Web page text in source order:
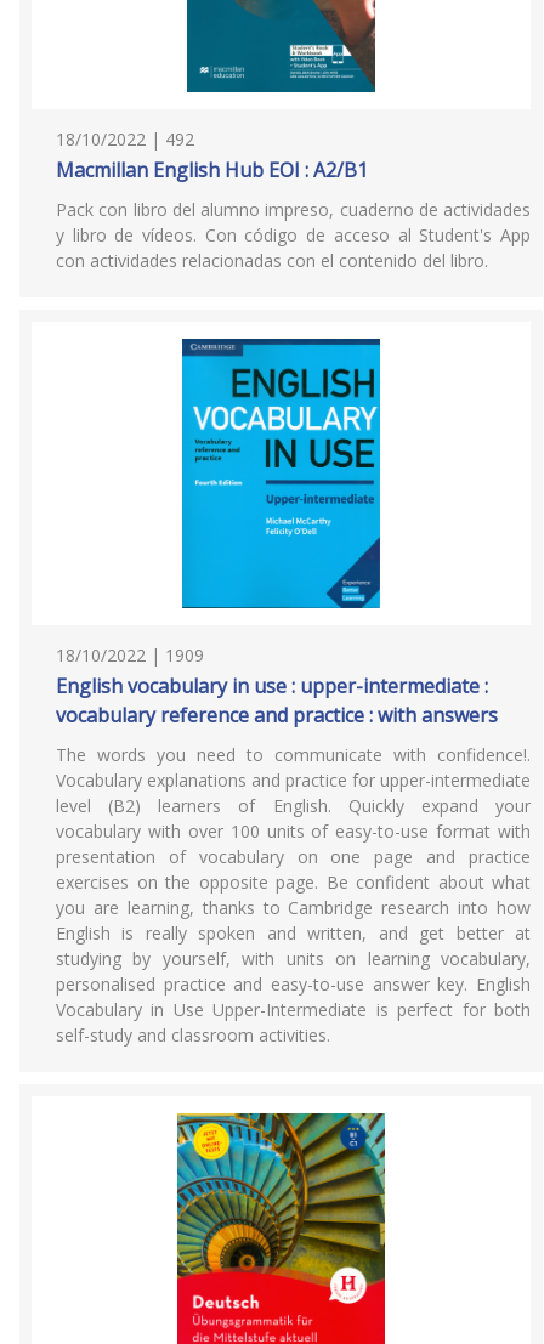
18/10/2022 | 492
Macmillan English Hub EOI : A2/B1
Pack con libro del alumno impreso, cuaderno de actividades
y libro de vídeos. Con código de acceso al Student's App
con actividades relacionadas con el contenido del libro.
18/10/2022 | 1909
English vocabulary in use : upper-intermediate :
vocabulary reference and practice : with answers
The words you need to communicate with confidence!.
Vocabulary explanations and practice for upper-intermediate
level (B2) learners of English. Quickly expand your
vocabulary with over 100 units of easy-to-use format with
presentation of vocabulary on one page and practice
exercises on the opposite page. Be confident about what
you are learning, thanks to Cambridge research into how
English is really spoken and written, and get better at
studying by yourself, with units on learning vocabulary,
personalised practice and easy-to-use answer key. English
Vocabulary in Use Upper-Intermediate is perfect for both
self-study and classroom activities.